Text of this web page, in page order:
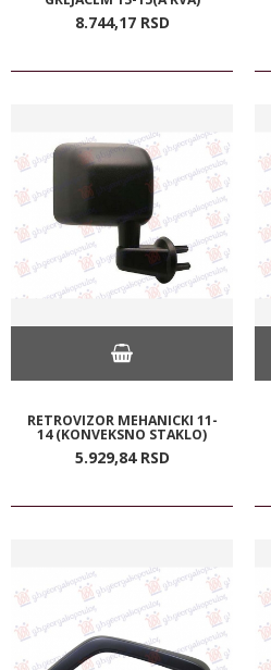
8.744,17 RSD
RETROVIZOR MEHANICKI 11-
14 (KONVEKSNO STAKLO)
5.929,84 RSD